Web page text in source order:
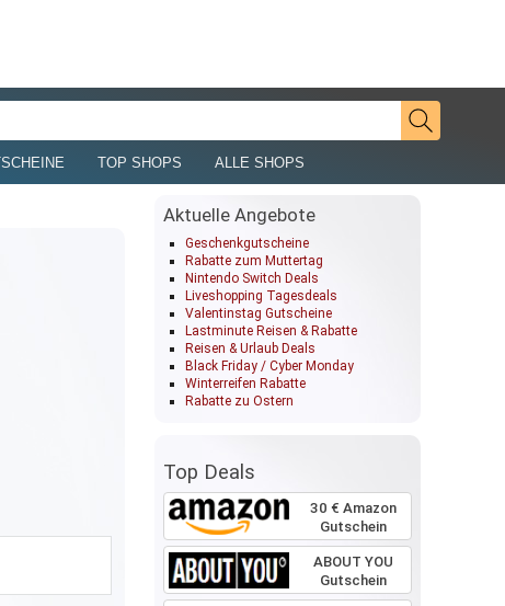
TOP SHOPS ALLE SHOPS
Aktuelle Angebote
Geschenkgutscheine
Rabatte zum Muttertag
Nintendo Switch Deals
Liveshopping Tagesdeals
Valentinstag Gutscheine
Lastminute Reisen & Rabatte
Reisen & Urlaub Deals
Black Friday / Cyber Monday
Winterreifen Rabatte
Rabatte zu Ostern
Top Deals
30 € Amazon
Gutschein
ABOUT YOU
Gutschein